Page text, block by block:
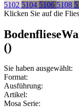
5102 5104 5106 5108
Klicken Sie auf die
Bodenfliese
()
Sie haben ausgewählt:
Format:
Ausführung:
Artikel:
Mosa Serie: